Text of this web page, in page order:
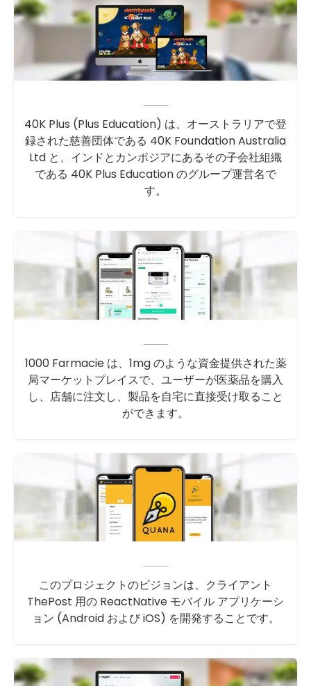
40K Plus (Plus Education) は、オーストラリアで登
録された慈善団体である 40K Foundation Australia
Ltd と、インドとカンボジアにあるその子会社組織
である 40K Plus Education のグループ運営名で
す。
1000 Farmacie は、1mg のような資金提供された薬
局マーケットプレイスで、ユーザーが医薬品を購入
し、店舗に注文し、製品を自宅に直接受け取ること
ができます。
このプロジェクトのビジョンは、クライアント
ThePost 用の ReactNative モバイル アプリケーシ
ョン (Android および iOS) を開発することです。